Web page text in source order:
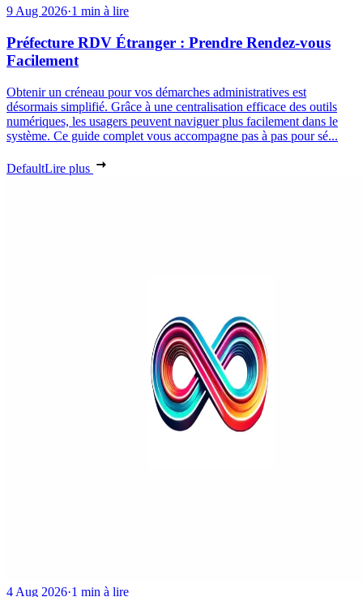
9 Aug 2026·1 min à lire
Préfecture RDV Étranger : Prendre Rendez-vous
Facilement
Obtenir un créneau pour vos démarches administratives est
désormais simplifié. Grâce à une centralisation efficace des outils
numériques, les usagers peuvent naviguer plus facilement dans le
système. Ce guide complet vous accompagne pas à pas pour sé...
DefaultLire plus
4 Aug 2026·1 min à lire